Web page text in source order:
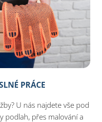
PRÁCE
U nás najdete vše pod
podlah, přes malování a